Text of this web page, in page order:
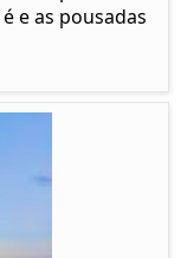
e as pousadas